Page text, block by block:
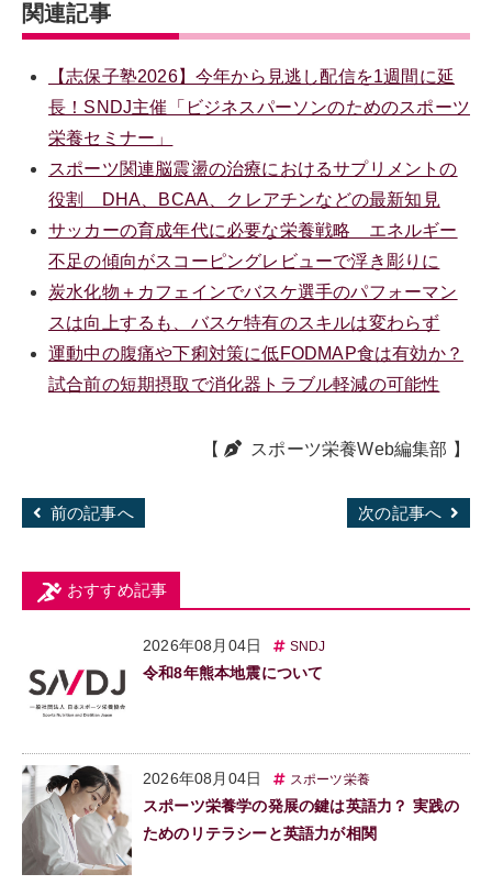
関連記事
【志保子塾2026】今年から見逃し配信を1週間に延
長！SNDJ主催「ビジネスパーソンのためのスポーツ
栄養セミナー」
スポーツ関連脳震盪の治療におけるサプリメントの
役割 DHA、BCAA、クレアチンなどの最新知見
サッカーの育成年代に必要な栄養戦略 エネルギー
不足の傾向がスコーピングレビューで浮き彫りに
炭水化物＋カフェインでバスケ選手のパフォーマン
スは向上するも、バスケ特有のスキルは変わらず
運動中の腹痛や下痢対策に低FODMAP食は有効か？
試合前の短期摂取で消化器トラブル軽減の可能性
【 スポーツ栄養Web編集部 】
前の記事へ 次の記事へ
おすすめ記事
2026年08月04日 SNDJ
令和8年熊本地震について
2026年08月04日 スポーツ栄養
スポーツ栄養学の発展の鍵は英語力？ 実践の
ためのリテラシーと英語力が相関